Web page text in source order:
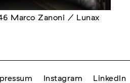
Marco Zanoni / Lunax
Instagram LinkedIn